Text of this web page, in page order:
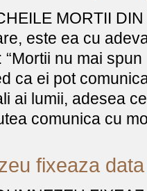
MORTII
este ea cu
nu mai
ca ei pot
ai lumii, adesea
comunica cu
fixeaza